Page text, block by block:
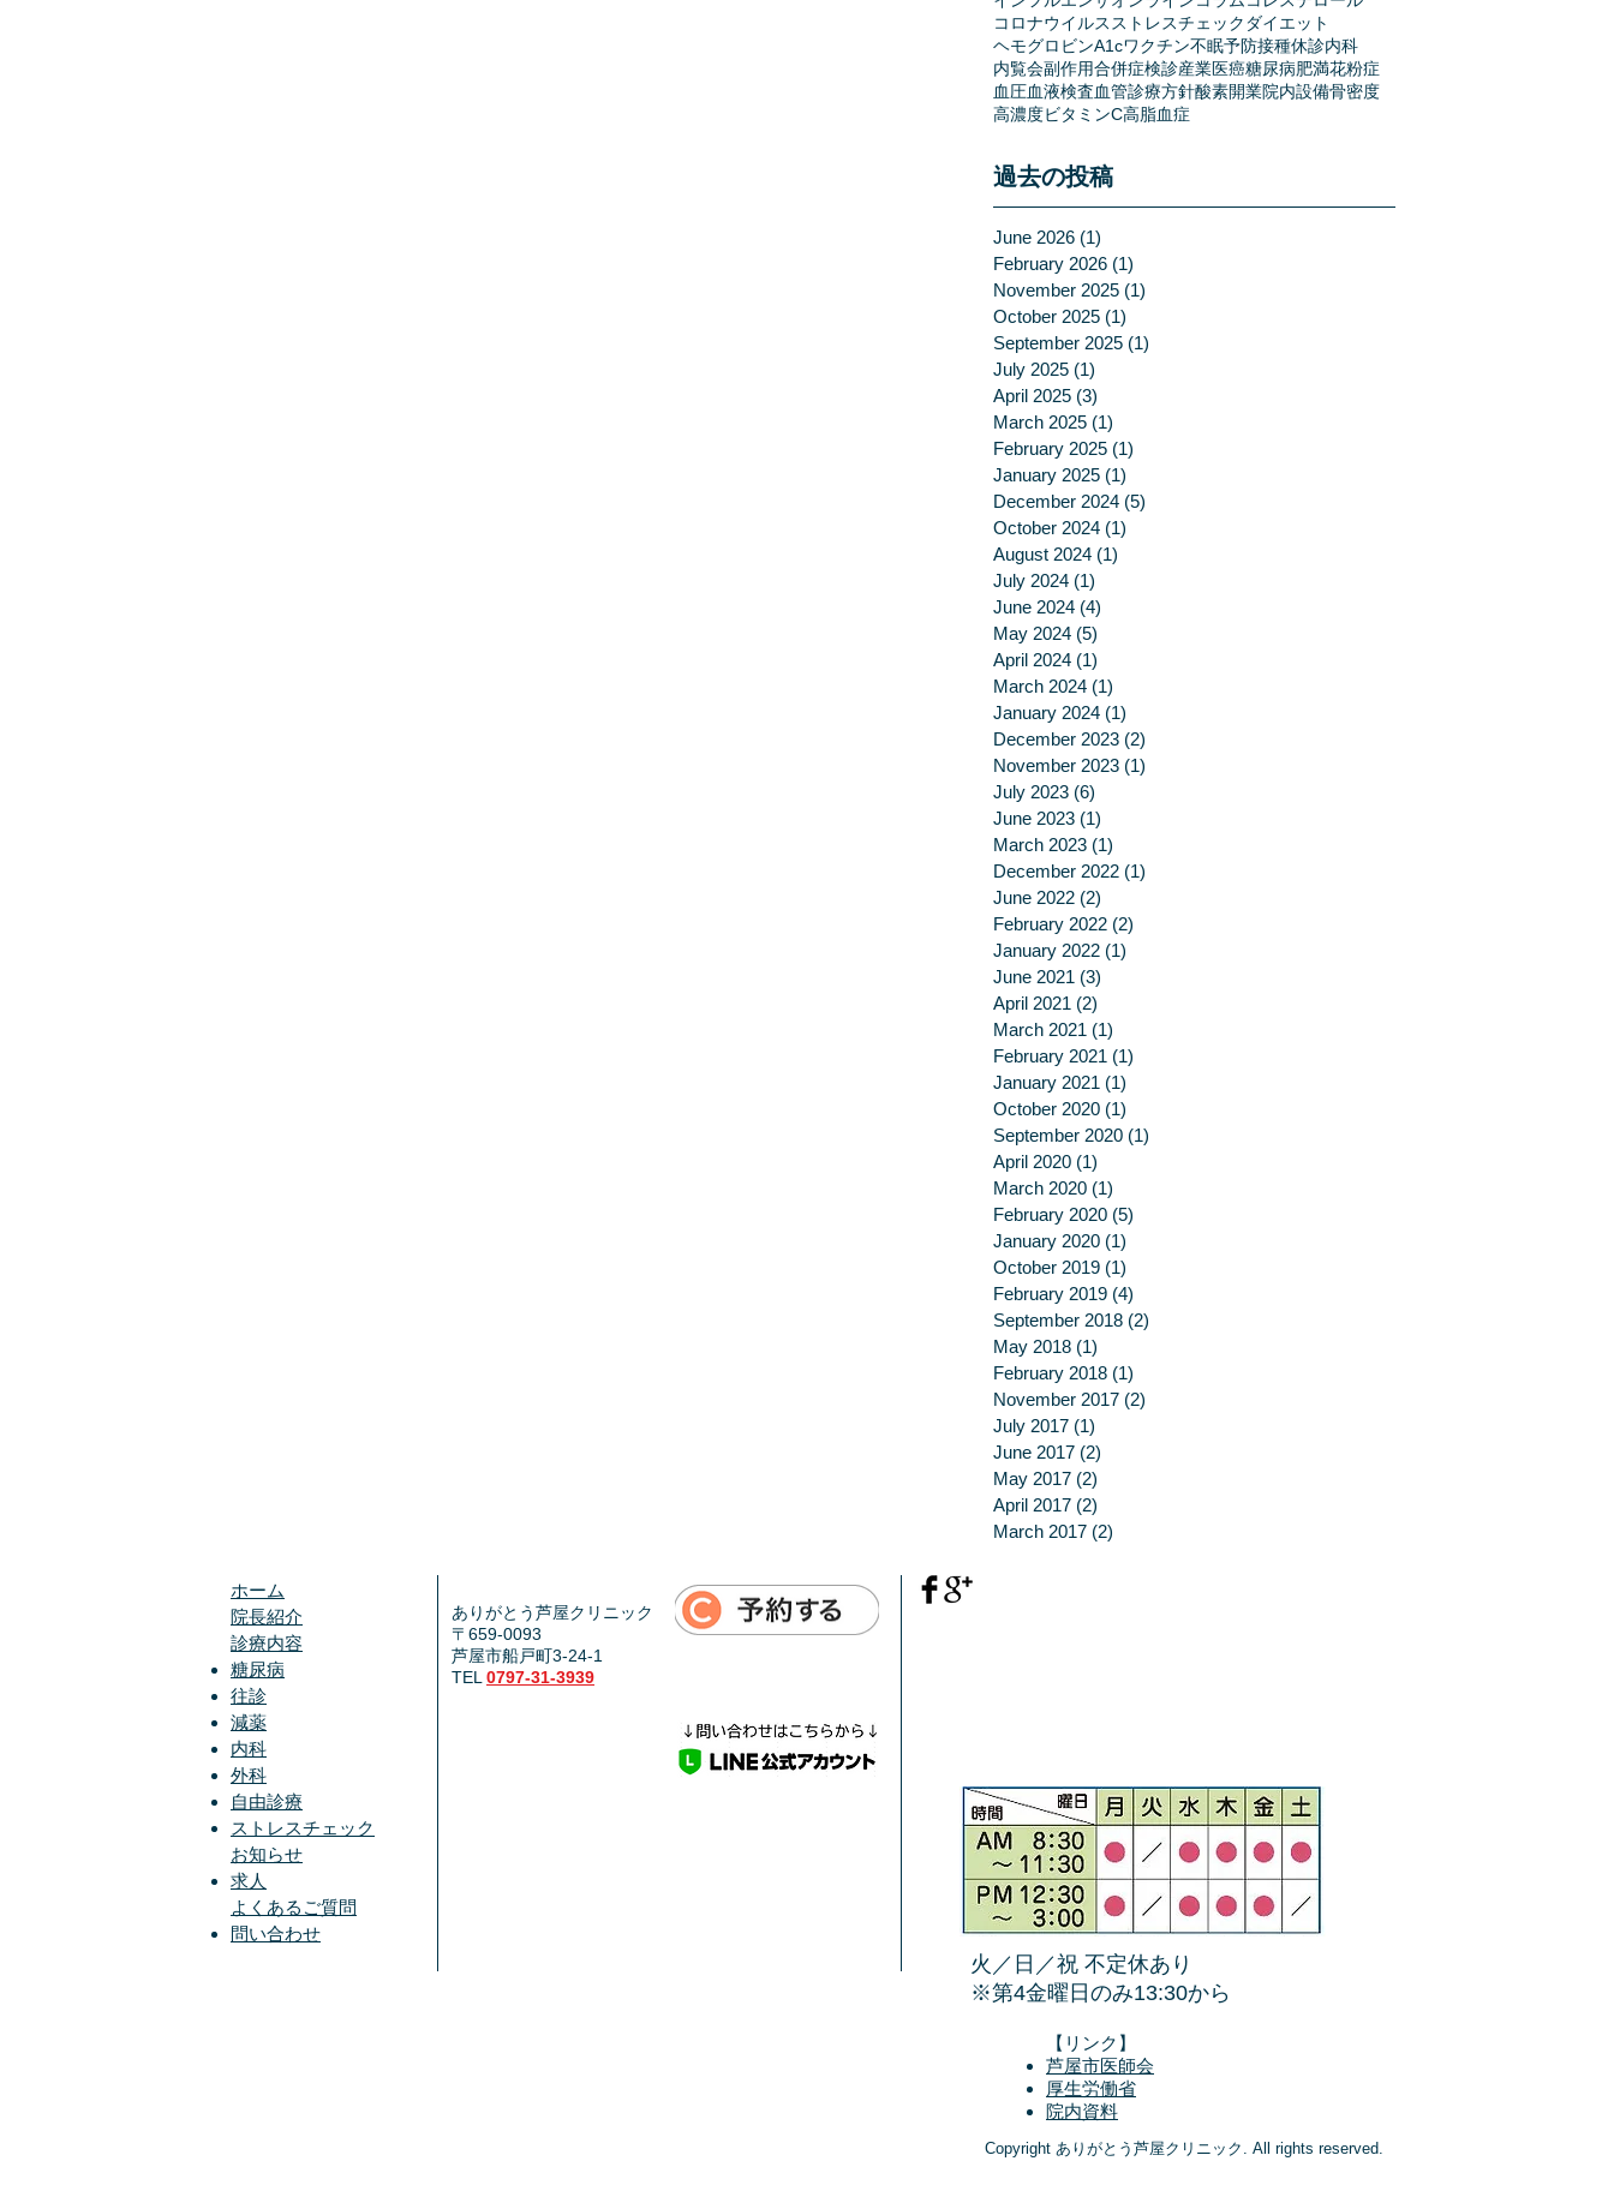
コロナウイルスストレスチェック ダイエット
ヘモグロビンA1cワクチン不眠予防接種休診内科
内覧会副作用合併症検診産業医癌糖尿病肥満花粉症
血圧血液検査血管診療方針酸素開業院内設備骨密度
高濃度ビタミンC高脂血症
過去の投稿
June 2026 (1)
February 2026 (1)
November 2025 (1)
October 2025 (1)
September 2025 (1)
July 2025 (1)
April 2025 (3)
March 2025 (1)
February 2025 (1)
January 2025 (1)
December 2024 (5)
October 2024 (1)
August 2024 (1)
July 2024 (1)
June 2024 (4)
May 2024 (5)
April 2024 (1)
March 2024 (1)
January 2024 (1)
December 2023 (2)
November 2023 (1)
July 2023 (6)
June 2023 (1)
March 2023 (1)
December 2022 (1)
June 2022 (2)
February 2022 (2)
January 2022 (1)
June 2021 (3)
April 2021 (2)
March 2021 (1)
February 2021 (1)
January 2021 (1)
October 2020 (1)
September 2020 (1)
April 2020 (1)
March 2020 (1)
February 2020 (5)
January 2020 (1)
October 2019 (1)
February 2019 (4)
September 2018 (2)
May 2018 (1)
February 2018 (1)
November 2017 (2)
July 2017 (1)
June 2017 (2)
May 2017 (2)
April 2017 (2)
March 2017 (2)
ホーム
院長紹介
診療内容
糖尿病
往診
減薬
内科
外科
自由診療
ストレスチェック
お知らせ
求人
よくあるご質問
問い合わせ
ありがとう芦屋クリニック
〒659-0093
芦屋市船戸町3-24-1
TEL0797-31-3939
火／日／祝 不定休あり
​※第4金曜日のみ13:30から
【リンク】
芦屋市医師会
厚生労働省
院内資料
Copyright ありがとう芦屋クリニック. All rights reserved.